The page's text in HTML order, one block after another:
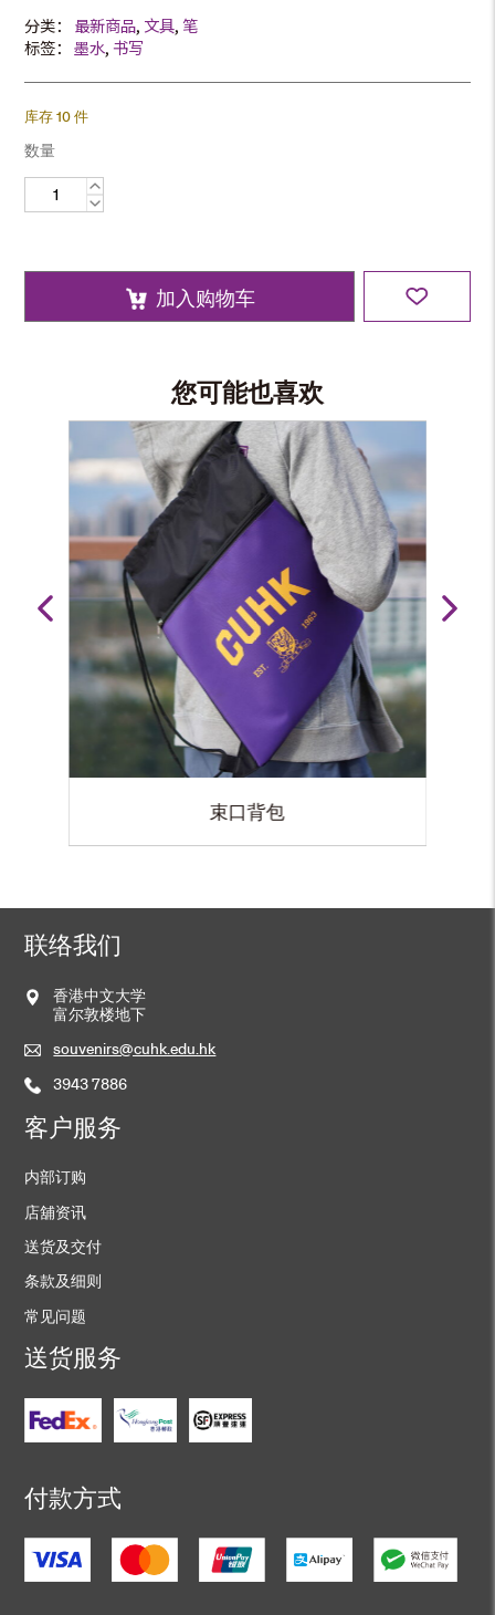
分类： 最新商品, 文具, 笔
标签：墨水,书写
库存 10 件
数量
原
量
加入购物车
您可能也喜欢
束口背包
联络我们
香港中文大学
富尔敦楼地下
souvenirs@cuhk.edu.hk
3943 7886
客户服务
内部订购
店舖资讯
送货及交付
条款及细则
常见问题
送货服务
付款方式